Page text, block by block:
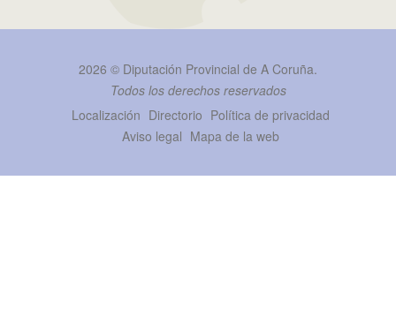
2026 © Diputación Provincial de A Coruña.
Todos los derechos reservados
Localización Directorio Política de privacidad
Aviso legal Mapa de la web